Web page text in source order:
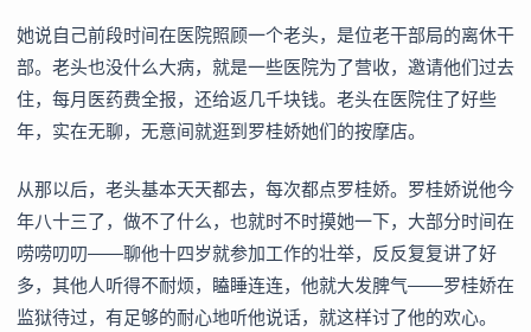
她说自己前段时间在医院照顾一个老头，是位老干部局的离休干
部。老头也没什么大病，就是一些医院为了营收，邀请他们过去
住，每月医药费全报，还给返几千块钱。老头在医院住了好些
年，实在无聊，无意间就逛到罗桂娇她们的按摩店。
从那以后，老头基本天天都去，每次都点罗桂娇。罗桂娇说他今
年八十三了，做不了什么，也就时不时摸她一下，大部分时间在
唠唠叨叨——聊他十四岁就参加工作的壮举，反反复复讲了好
多，其他人听得不耐烦，瞌睡连连，他就大发脾气——罗桂娇在
监狱待过，有足够的耐心地听他说话，就这样讨了他的欢心。